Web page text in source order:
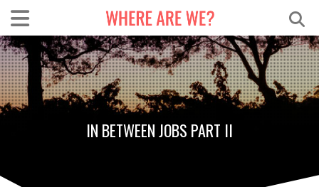
IN BETWEEN JOBS PART II